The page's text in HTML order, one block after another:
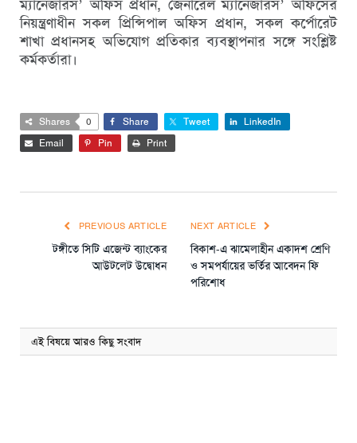
ম্যানেজারস’ অফিস প্রধান, জেনারেল ম্যানেজারস’ অফিসের
নিয়ন্ত্রণাধীন সকল প্রিন্সিপাল অফিস প্রধান, সকল কর্পোরেট
শাখা প্রধানসহ অভিযোগ প্রতিকার ব্যবস্থাপনার সঙ্গে সংশ্লিষ্ট
কর্মকর্তারা।
Shares 0 Share Tweet
LinkedIn
Email
Pin Print
PREVIOUS ARTICLE
টঙ্গীতে সিটি এজেন্ট ব্যাংকের
আউটলেট উদ্বোধন
NEXT ARTICLE
বিকাশ-এ ঝামেলাহীন একাদশ শ্রেণি
ও সমপর্যায়ের ভর্তির আবেদন ফি
পরিশোধ
এই বিষয়ে আরও কিছু সংবাদ